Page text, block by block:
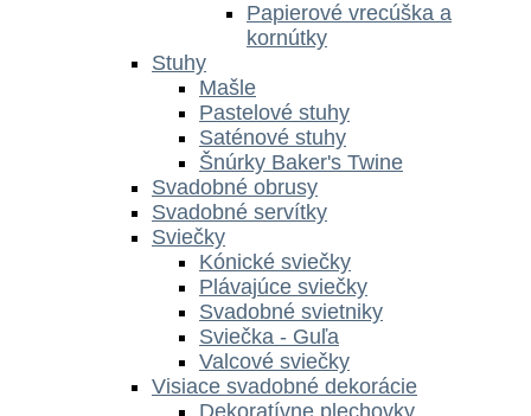
Papierové vrecúška a
kornútky
Stuhy
Mašle
Pastelové stuhy
Saténové stuhy
Šnúrky Baker's Twine
Svadobné obrusy
Svadobné servítky
Sviečky
Kónické sviečky
Plávajúce sviečky
Svadobné svietniky
Sviečka - Guľa
Valcové sviečky
Visiace svadobné dekorácie